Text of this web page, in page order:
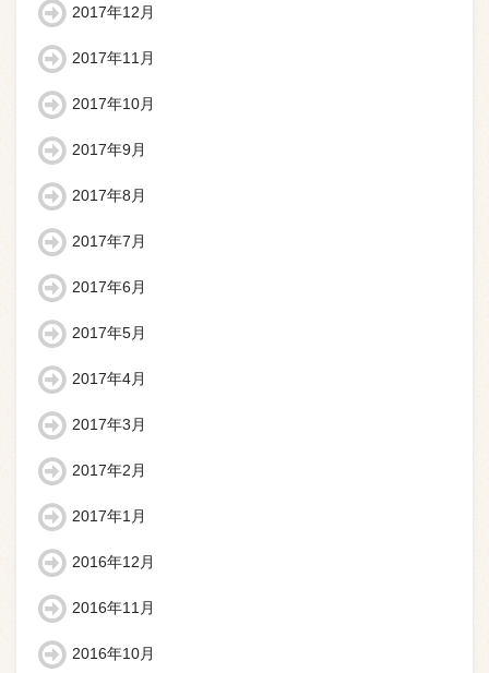
2017年12月
2017年11月
2017年10月
2017年9月
2017年8月
2017年7月
2017年6月
2017年5月
2017年4月
2017年3月
2017年2月
2017年1月
2016年12月
2016年11月
2016年10月